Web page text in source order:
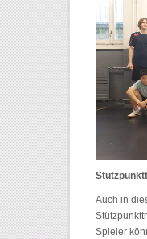
Auch in
Spieler